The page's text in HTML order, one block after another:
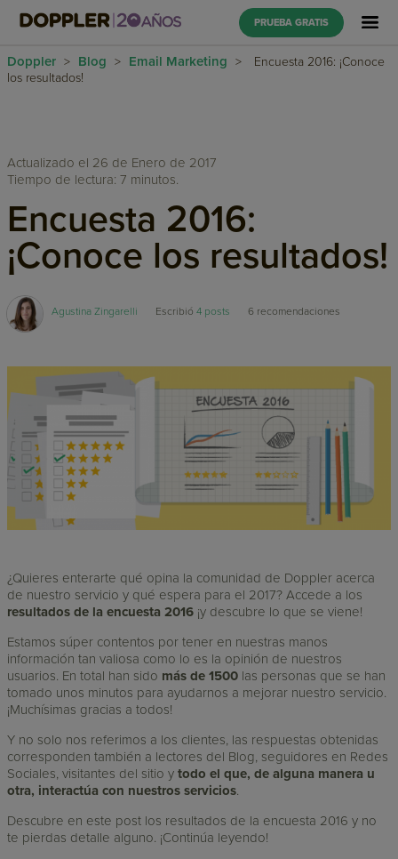
PRUEBA GRATIS
Doppler > Blog > Email Marketing >
Encuesta 2016: ¡Conoce
los resultados!
Actualizado el 26 de Enero de 2017
Tiempo de lectura: 7 minutos.
Encuesta 2016:
¡Conoce los resultados!
Agustina Zingarelli Escribió4 posts 6 recomendaciones
¿Quieres enterarte qué opina la comunidad de Doppler acerca
de nuestro servicio y qué espera para el 2017? Accede a los
resultados de la encuesta 2016 ¡y descubre lo que se viene!
Estamos súper contentos por tener en nuestras manos
información tan valiosa como lo es la opinión de nuestros
usuarios. En total han sido más de 1500 las personas que se han
tomado unos minutos para ayudarnos a mejorar nuestro servicio.
¡Muchísimas gracias a todos!
Y no solo nos referimos a los clientes, las respuestas obtenidas
corresponden también a lectores del Blog, seguidores en Redes
Sociales, visitantes del sitio ytodo el que, de alguna manera u
otra, interactúa con nuestros servicios.
Descubre en este post los resultados de la encuesta 2016 y no
te pierdas detalle alguno. ¡Continúa leyendo!